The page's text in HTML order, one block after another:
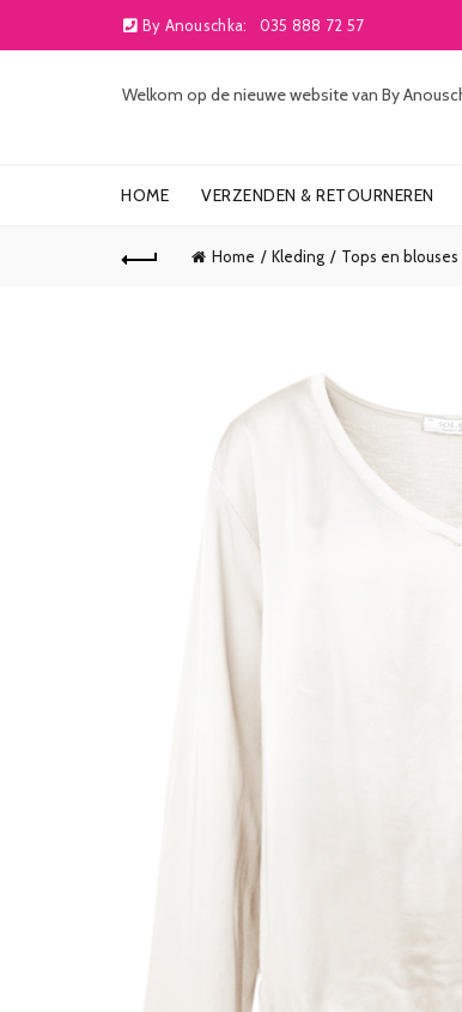
By Anouschka: 035 888 72 57
Welkom op de nieuwe website van By
HOME VERZENDEN & RETOURNEREN
Home Kleding Tops en blouses